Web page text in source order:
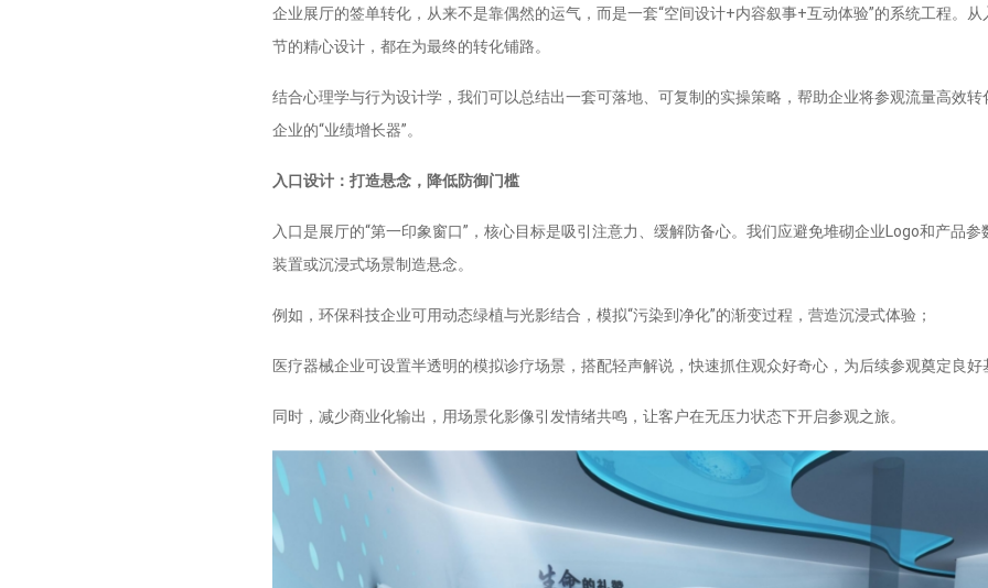
企业展厅的签单转化，从来不是靠偶然的运气，而是一套“空间设计+内容叙事+互动体验”的系统工程。
节的精心设计，都在为最终的转化铺路。
结合心理学与行为设计学，我们可以总结出一套可落地、可复制的实操策略，帮助企业将参观流量高效
企业的“业绩增长器”。
入口设计：打造悬念，降低防御门槛
入口是展厅的“第一印象窗口”，核心目标是吸引注意力、缓解防备心。我们应避免堆砌企业Logo和产品
装置或沉浸式场景制造悬念。
例如，环保科技企业可用动态绿植与光影结合，模拟“污染到净化”的渐变过程，营造沉浸式体验；
医疗器械企业可设置半透明的模拟诊疗场景，搭配轻声解说，快速抓住观众好奇心，为后续参观奠定良好
同时，减少商业化输出，用场景化影像引发情绪共鸣，让客户在无压力状态下开启参观之旅。